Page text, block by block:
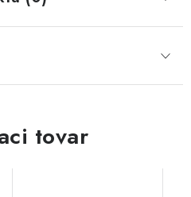
tovar